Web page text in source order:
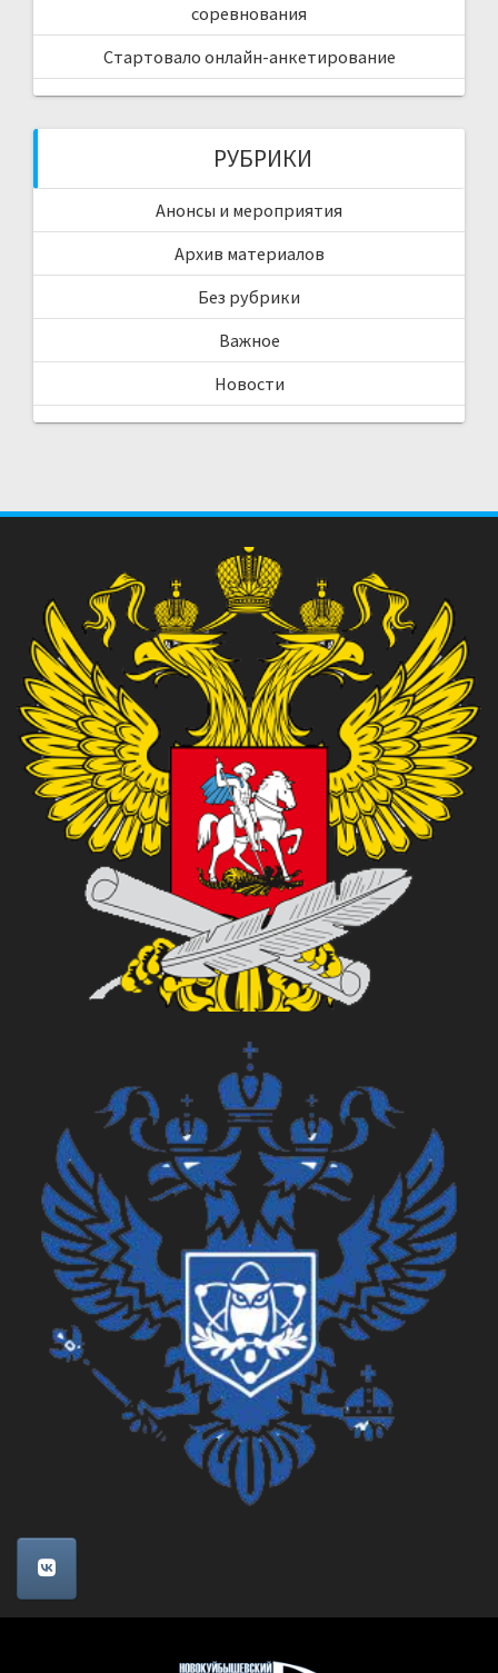
соревнования
Стартовало онлайн-анкетирование
РУБРИКИ
Анонсы и мероприятия
Архив материалов
Без рубрики
Важное
Новости